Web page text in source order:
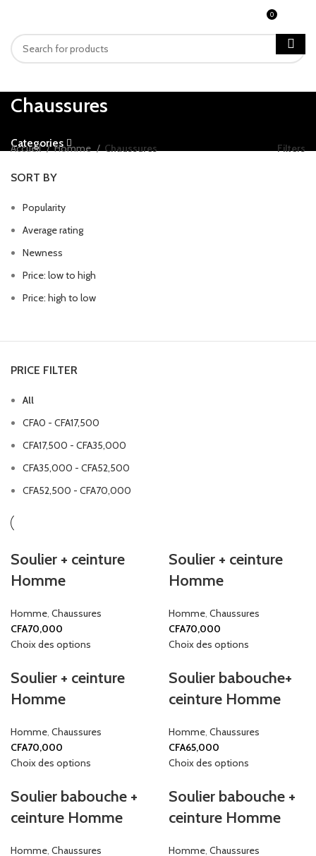
0
Chaussures
Categories
Accueil Homme Chaussures Filters
SORT BY
Popularity
Average rating
Newness
Price: low to high
Price: high to low
PRICE FILTER
All
CFA0 - CFA17,500
CFA17,500 - CFA35,000
CFA35,000 - CFA52,500
CFA52,500 - CFA70,000
Soulier + ceinture
Homme
Homme Chaussures
CFA70,000
Choix des options
Soulier + ceinture
Homme
Homme Chaussures
CFA70,000
Choix des options
Soulier + ceinture
Homme
Homme Chaussures
CFA70,000
Choix des options
Soulier babouche+
ceinture Homme
Homme Chaussures
CFA65,000
Choix des options
Soulier babouche +
ceinture Homme
Homme Chaussures
Soulier babouche +
ceinture Homme
Homme Chaussures